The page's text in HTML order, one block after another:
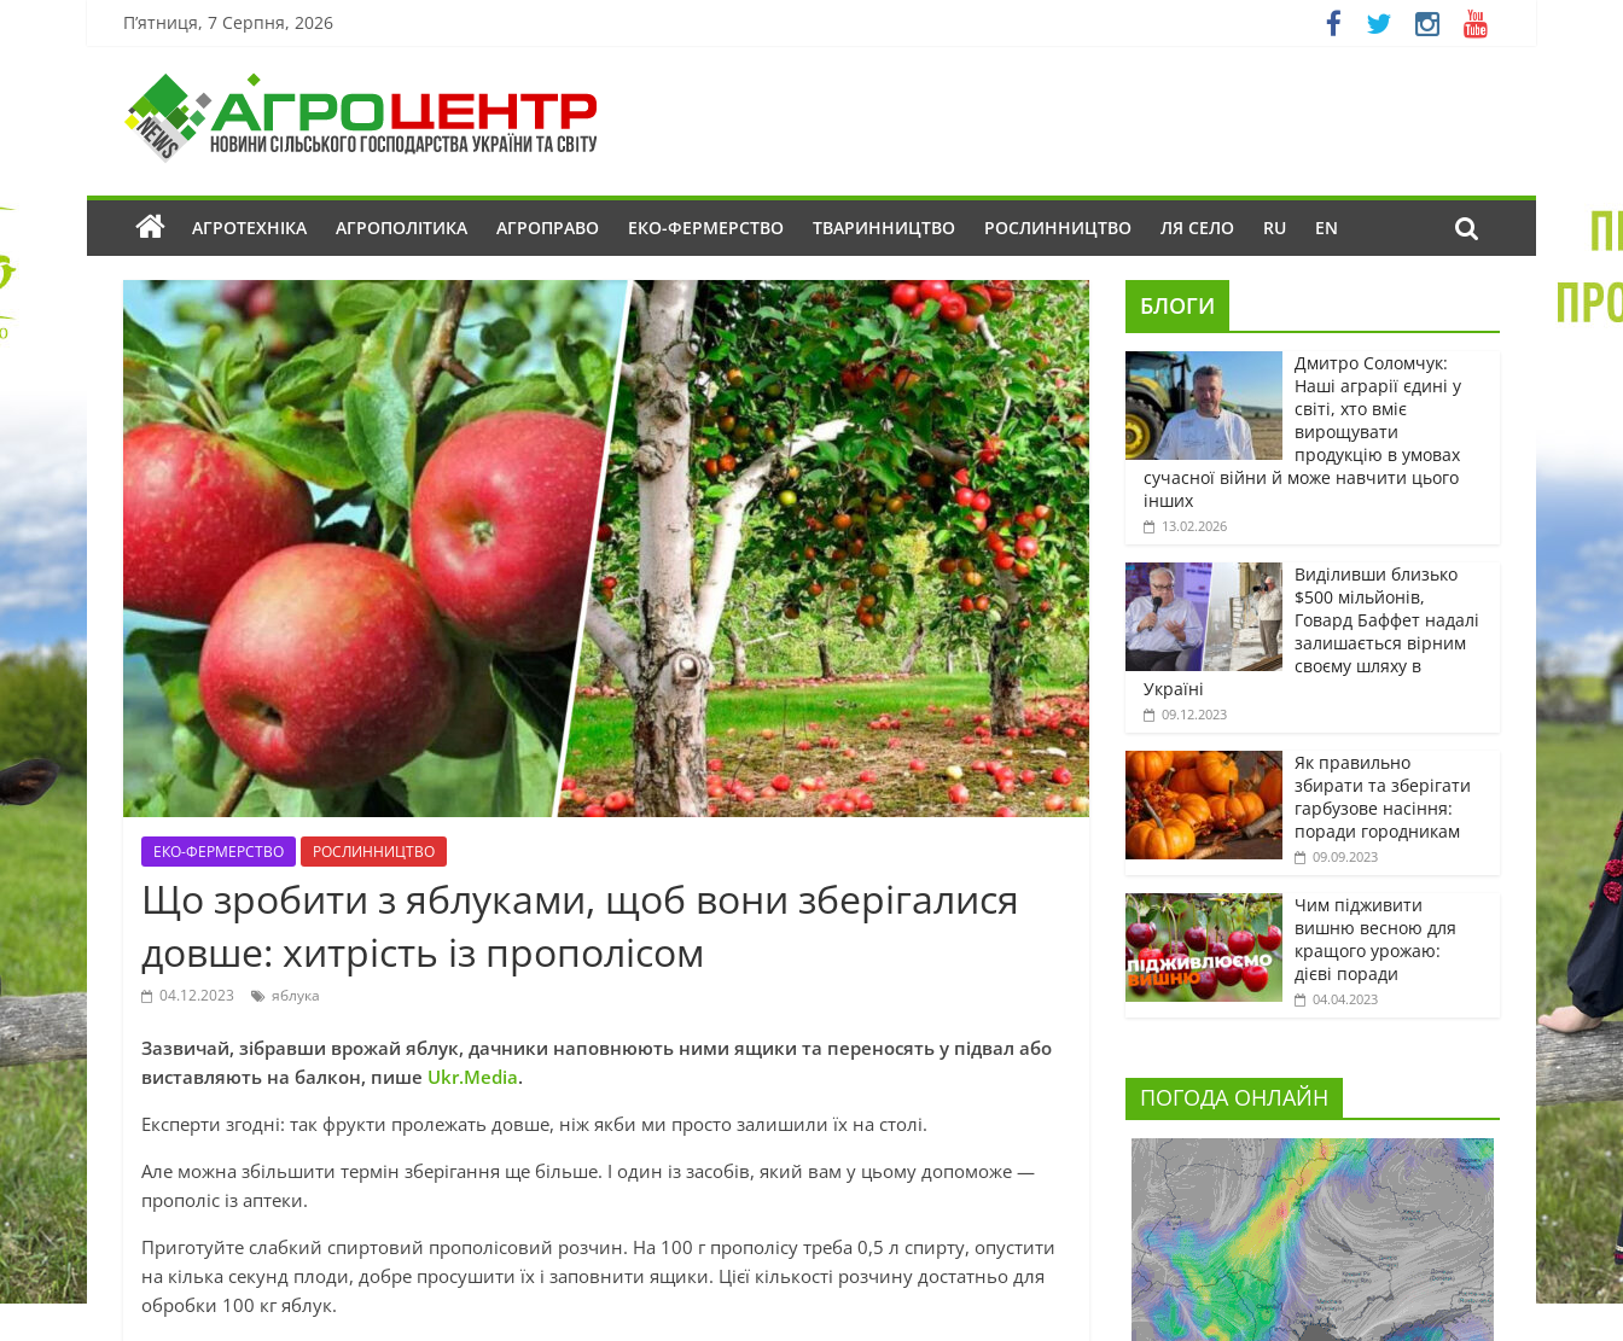
П’ятниця, 7 Серпня, 2026
АГРОТЕХНІКА АГРОПОЛІТИКА АГРОПРАВО ЕКО-ФЕРМЕРСТВО ТВАРИННИЦТВО РОСЛИННИЦТВО ЛЯ СЕЛО RU EN
ЕКО-ФЕРМЕРСТВО РОСЛИННИЦТВО
Що зробити з яблуками, щоб вони зберігалися
довше: хитрість із прополісом
04.12.2023 яблука
Зазвичай, зібравши врожай яблук, дачники наповнюють ними ящики та переносять у підвал або
виставляють на балкон, пише Ukr.Media.
Експерти згодні: так фрукти пролежать довше, ніж якби ми просто залишили їх на столі.
Але можна збільшити термін зберігання ще більше. І один із засобів, який вам у цьому допоможе —
прополіс із аптеки.
Приготуйте слабкий спиртовий прополісовий розчин. На 100 г прополісу треба 0,5 л спирту, опустити
на кілька секунд плоди, добре просушити їх і заповнити ящики. Цієї кількості розчину достатньо для
обробки 100 кг яблук.
БЛОГИ
Дмитро Соломчук:
Наші аграрії єдині у
світі, хто вміє
вирощувати
продукцію в умовах
сучасної війни й може навчити цього
інших
13.02.2026
Виділивши близько
$500 мільйонів,
Говард Баффет надалі
залишається вірним
своєму шляху в
Україні
09.12.2023
Як правильно
збирати та зберігати
гарбузове насіння:
поради городникам
09.09.2023
Чим підживити
вишню весною для
кращого урожаю:
дієві поради
04.04.2023
ПОГОДА ОНЛАЙН